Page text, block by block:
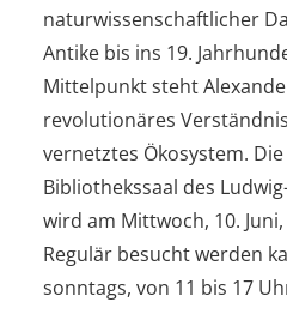
naturwissenschaftlicher
Antike bis ins 19.
Mittelpunkt steht
revolutionäres
vernetztes Ökosystem.
Bibliothekssaal des
wird am Mittwoch, 10.
Regulär besucht werden
sonntags, von 11 bis 17